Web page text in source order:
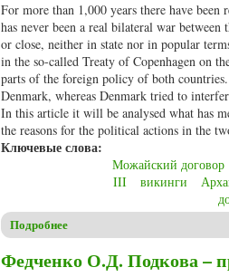
For more than 1,000 years there have
has never been a real bilateral war
or close, neither in state nor in popular
in the so-called Treaty of Copenhagen on
parts of the foreign policy of both
Denmark, whereas Denmark tried to
In this article it will be analysed what has
the reasons for the political actions in the
Ключевые слова:
Можайский договор
III
викинги
Подробнее
Федченко О.Д. Подкова –